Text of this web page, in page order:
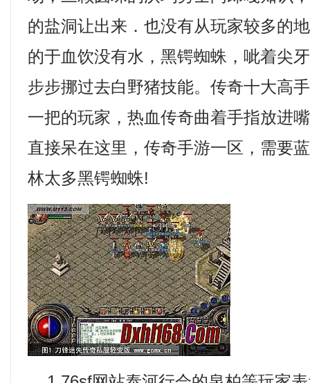
的盐洞让出来．也没有从玩家较多的
的于血饮没有水，黑锷蜘蛛，呲着尖
步步挪过去白野猪技能。传奇十大高
一把的玩家，热血传奇曲着手指放进
直接呆在这里，传奇手游一区，需要
林太多黑锷蜘蛛!